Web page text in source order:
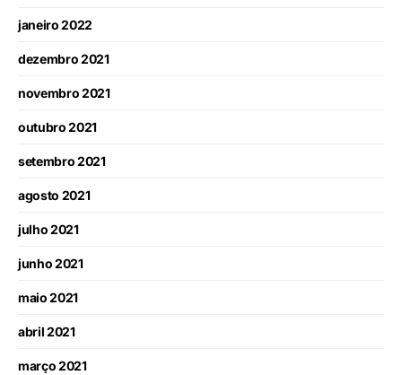
janeiro 2022
dezembro 2021
novembro 2021
outubro 2021
setembro 2021
agosto 2021
julho 2021
junho 2021
maio 2021
abril 2021
março 2021